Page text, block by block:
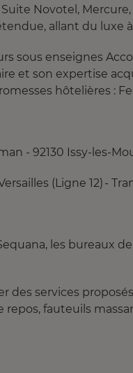
Novotel,
allant du luxe
sous enseignes
et son expertise
hôtelières :
- 92130 Issy-les-
(Ligne 12) -
les bureaux
services
fauteuils